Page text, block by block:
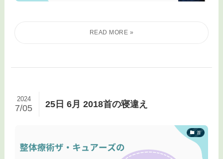
25日 6月 2018首の寝違え
2024
7/05
首